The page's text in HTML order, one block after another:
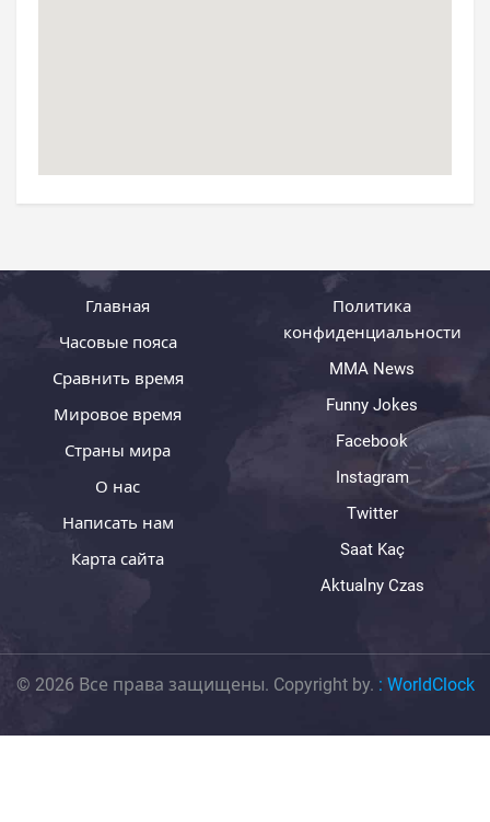
Главная
Часовые пояса
Сравнить время
Мировое время
Страны мира
О нас
Написать нам
Карта сайта
Политика
конфиденциальности
MMA News
Funny Jokes
Facebook
Instagram
Twitter
Saat Kaç
Aktualny Czas
© 2026 Все права защищены. Copyright by. : WorldClock